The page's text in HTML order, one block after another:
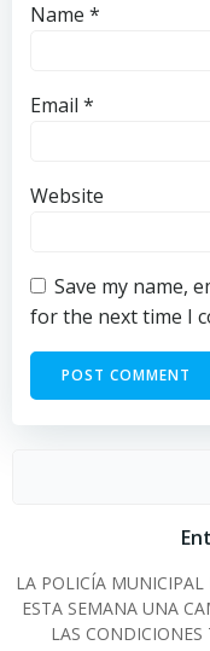
Name *
Email *
Website
Save my name,
for the next time I
LA POLICÍA
ESTA SEMANA UNA
LAS CONDICIONES